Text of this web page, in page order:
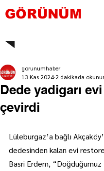
GÖRÜNÜM
Dede yadigarı
çevirdi
gorunumhaber
13 Kas 2024 2 dakikada okunur
Lüleburgaz’a bağlı
dedesinden kalan evi
Basri Erdem,